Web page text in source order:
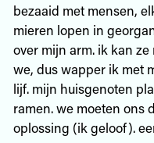
bezaaid met mensen,
mieren lopen in
over mijn arm. ik kan
we, dus wapper ik met
lijf. mijn huisgenoten
ramen. we moeten ons
oplossing (ik geloof).